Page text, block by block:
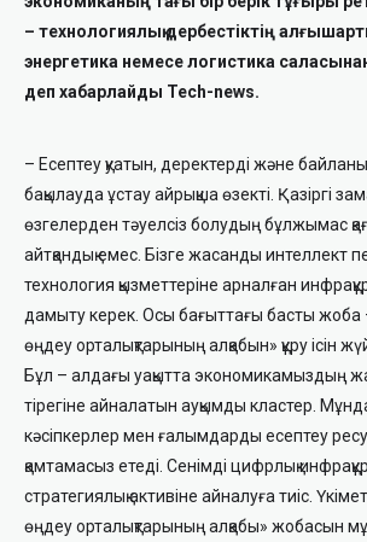
– технологиялық дербестіктің
энергетика немесе логистика
деп хабарлайды Tech-news.
– Есептеу қуатын, деректерді және
бақылауда ұстау айрықша өзекті. Қазіргі
өзгелерден тәуелсіз болудың бұлжымас
айтқандық емес. Бізге жасанды интеллект
технология қызметтеріне арналған
дамыту керек. Осы бағыттағы басты жоба
өңдеу орталықтарының алқабын» құру ісін
Бұл – алдағы уақытта экономикамыздың
тірегіне айналатын ауқымды кластер.
кәсіпкерлер мен ғалымдарды есептеу
қамтамасыз етеді. Сенімді цифрлық
стратегиялық активіне айналуға тиіс.
өңдеу орталықтарының алқабы» жобасын